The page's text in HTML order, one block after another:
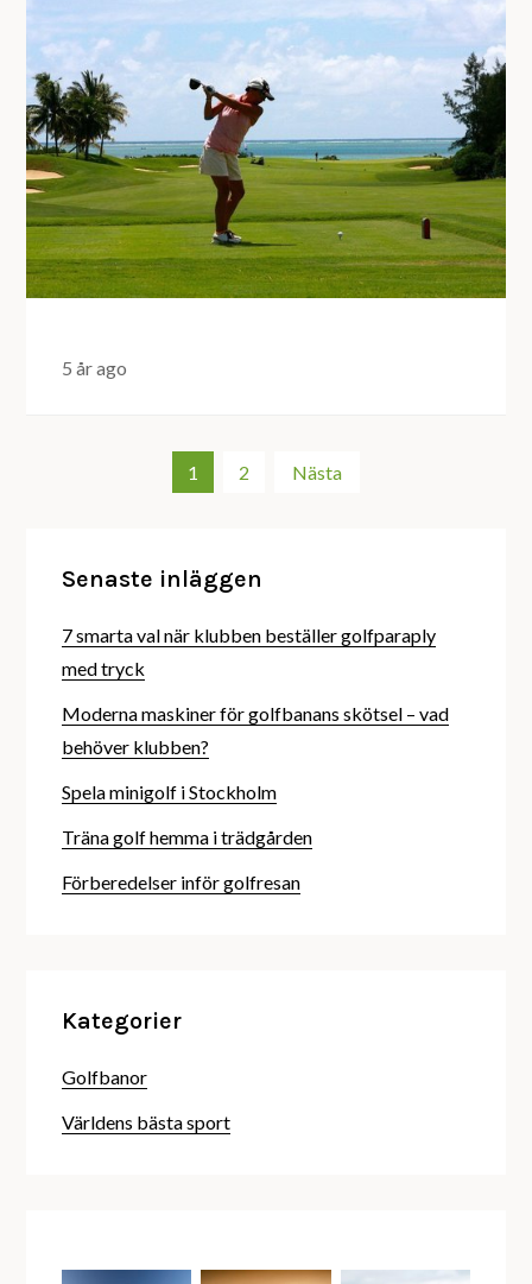
5 år ago
Sidnumrering
1 2 Nästa
Senaste inläggen
7 smarta val när klubben beställer golfparaply
med tryck
Moderna maskiner för golfbanans skötsel – vad
behöver klubben?
Spela minigolf i Stockholm
Träna golf hemma i trädgården
Förberedelser inför golfresan
Kategorier
Golfbanor
Världens bästa sport